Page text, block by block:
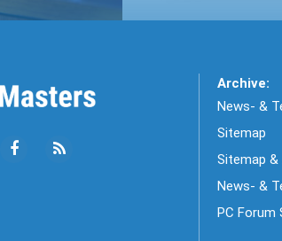
Archive:
News- &
Sitemap
Sitemap &
News- &
PC Forum